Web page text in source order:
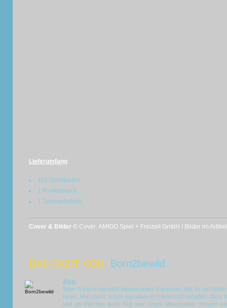
Lieferumfang
110 Spielkarten
1 Punkteblock
1 Spielanleitung
Cover & Bilder © Cover: AMIGO Spiel + Freizeit GmbH / Bilder im
DAS FAZIT VON: Born2bewild
Alex:
Biber-Gangist ein sehr interessantes Kartespiel, das für ein
bietet. Man muss schon irgendwie im Hinterkopf behalten, dass
und als Pärchen auch Null oder sogar Minuspunkte bringen